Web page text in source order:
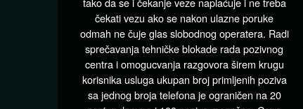
čekati vezu ako se nakon ulazne poruke
odmah ne čuje glas slobodnog operatera. Radi
sprečavanja tehničke blokade rada pozivnog
centra i omogucvanja razgovora širem krugu
korisnika usluga ukupan broj primljenih poziva
sa jednog broja telefona je ograničen na 20